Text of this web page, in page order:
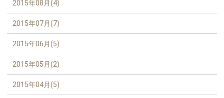
2015年08月(4)
2015年07月(7)
2015年06月(5)
2015年05月(2)
2015年04月(5)